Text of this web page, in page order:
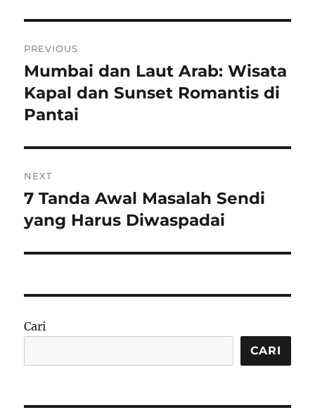
pos
PREVIOUS
Previous
post:
Mumbai dan Laut Arab: Wisata
Kapal dan Sunset Romantis di
Pantai
NEXT
Next
post:
7 Tanda Awal Masalah Sendi
yang Harus Diwaspadai
Cari
CARI